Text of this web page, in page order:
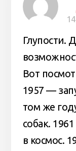
Глупости.
Вот
1957 —
том же
собак.
в космос.